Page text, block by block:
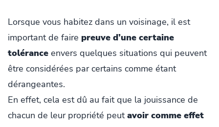
Lorsque vous habitez dans un voisinage, il est
important de faire preuve d’une certaine
tolérance envers quelques situations qui peuvent
être considérées par certains comme étant
dérangeantes.
En effet, cela est dû au fait que la jouissance de
chacun de leur propriété peutavoir comme effet